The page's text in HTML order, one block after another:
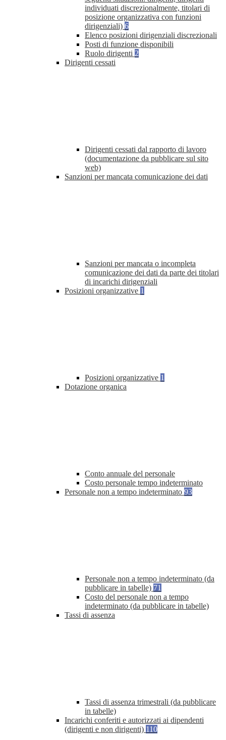
individuati discrezionalmente, titolari di
posizione organizzativa con funzioni
dirigenziali) 6
Elenco posizioni dirigenziali discrezionali
Posti di funzione disponibili
Ruolo dirigenti 2
Dirigenti cessati
Dirigenti cessati dal rapporto di lavoro
(documentazione da pubblicare sul sito
web)
Sanzioni per mancata comunicazione dei dati
Sanzioni per mancata o incompleta
comunicazione dei dati da parte dei titolari
di incarichi dirigenziali
Posizioni organizzative 1
Posizioni organizzative 1
Dotazione organica
Conto annuale del personale
Costo personale tempo indeterminato
Personale non a tempo indeterminato 93
Personale non a tempo indeterminato (da
pubblicare in tabelle) 71
Costo del personale non a tempo
indeterminato (da pubblicare in tabelle)
Tassi di assenza
Tassi di assenza trimestrali (da pubblicare
in tabelle)
Incarichi conferiti e autorizzati ai dipendenti
(dirigenti e non dirigenti) 110